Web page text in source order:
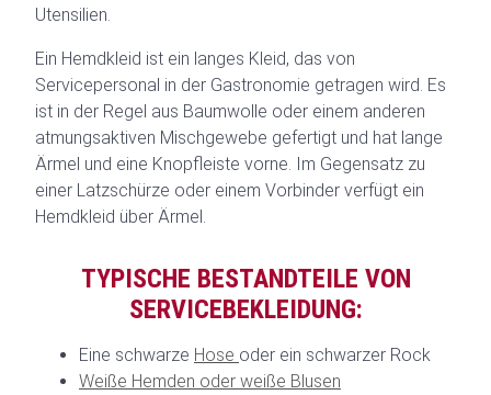
Utensilien.
Ein Hemdkleid ist ein langes Kleid, das von
Servicepersonal in der Gastronomie getragen wird. Es
ist in der Regel aus Baumwolle oder einem anderen
atmungsaktiven Mischgewebe gefertigt und hat lange
Ärmel und eine Knopfleiste vorne. Im Gegensatz zu
einer Latzschürze oder einem Vorbinder verfügt ein
Hemdkleid über Ärmel.
TYPISCHE BESTANDTEILE VON
SERVICEBEKLEIDUNG:
Eine schwarze Hose oder ein schwarzer Rock
Weiße Hemden oder weiße Blusen